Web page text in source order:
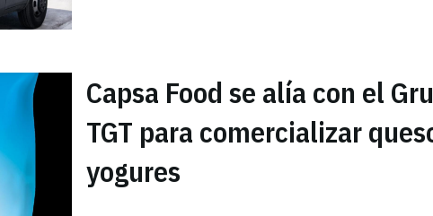
Capsa Food se alía con el
TGT para comercializar
yogures